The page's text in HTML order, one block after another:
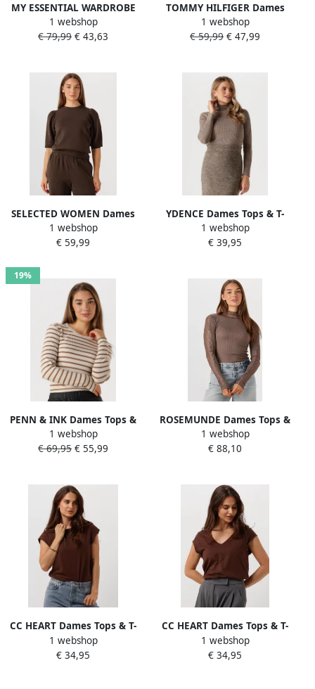
MY ESSENTIAL WARDROBE
Dames Tops & T-shirts
Hellemw Emb Boxy Tee
1 webshop
€ 79,99 € 43,63
TOMMY HILFIGER Dames
Tops & T-shirts Slim Cody
Boat-nk 3 4slv Khaki
1 webshop
€ 59,99 € 47,99
SELECTED WOMEN Dames
Tops & T-shirts Slftenny 3 4
Sweat Top Bruin
1 webshop
€ 59,99
YDENCE Dames Tops & T-
shirts Knitted Top Kit Taupe
1 webshop
€ 39,95
19%
PENN & INK Dames Tops &
T-shirts W24f1560ltd Camel
1 webshop
€ 69,95 € 55,99
ROSEMUNDE Dames Tops &
T-shirts Beatha Ls Regular
Lace Taupe
1 webshop
€ 88,10
CC HEART Dames Tops & T-
shirts Basic T-shirt Bruin
1 webshop
€ 34,95
CC HEART Dames Tops & T-
shirts Basic V-neck T-shirt
Bruin
1 webshop
€ 34,95